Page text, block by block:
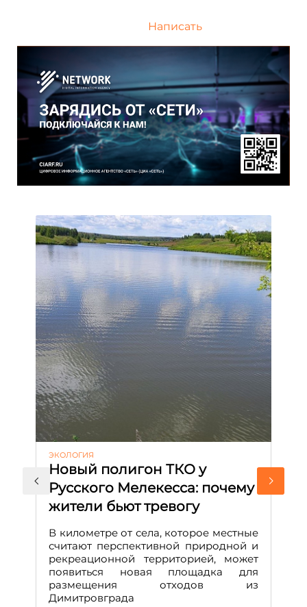
Написать
ЭКОЛОГИЯ
Новый полигон ТКО у
Русского Мелекесса: почему
жители бьют тревогу
В километре от села, которое местные
считают перспективной природной и
рекреационной территорией, может
появиться новая площадка для
размещения отходов из
Димитровграда